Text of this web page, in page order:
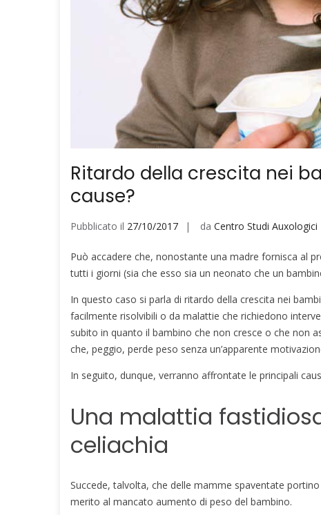
Ritardo della crescita nei
cause?
Pubblicato il 27/10/2017 da Centro Studi Auxologici
Può accadere che, nonostante una madre fornisca al
tutti i giorni (sia che esso sia un neonato che un
In questo caso si parla di ritardo della crescita nei
facilmente risolvibili o da malattie che richiedono
subito in quanto il bambino che non cresce o che non
che, peggio, perde peso senza un’apparente
In seguito, dunque, verranno affrontate le principali
Una malattia
celiachia
Succede, talvolta, che delle mamme spaventate
merito al mancato aumento di peso del bambino.